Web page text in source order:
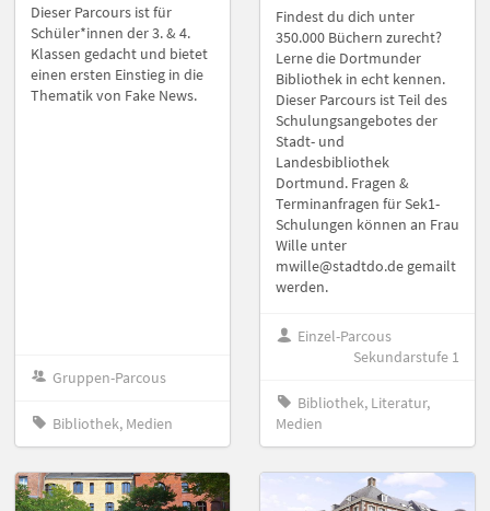
Dieser Parcours ist für
Schüler*innen der 3. & 4.
Klassen gedacht und bietet
einen ersten Einstieg in die
Thematik von Fake News.
Gruppen-Parcous
Bibliothek, Medien
Findest du dich unter
350.000 Büchern zurecht?
Lerne die Dortmunder
Bibliothek in echt kennen.
Dieser Parcours ist Teil des
Schulungsangebotes der
Stadt- und
Landesbibliothek
Dortmund. Fragen &
Terminanfragen für Sek1-
Schulungen können an Frau
Wille unter
mwille@stadtdo.de gemailt
werden.
Einzel-Parcous
Sekundarstufe 1
Bibliothek, Literatur,
Medien